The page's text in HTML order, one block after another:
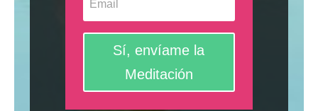
Sí, envíame la
Meditación